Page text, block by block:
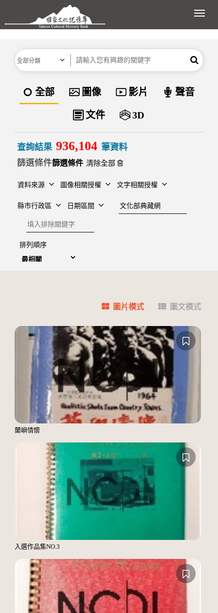
跳到主要內容區塊
展
分類 關鍵字 搜尋
資料類型
全部 圖像 影片 聲音
文件 3D
查詢結果 936,104 筆資料
篩選條件
清除全部
資料來源 圖像相關授權 文字相關授權
縣市行政區 日期區間
建檔單位
排除關鍵字
排列順序
圖片模式 圖文模式
蘭嶼情懷
入選作品集NO.3